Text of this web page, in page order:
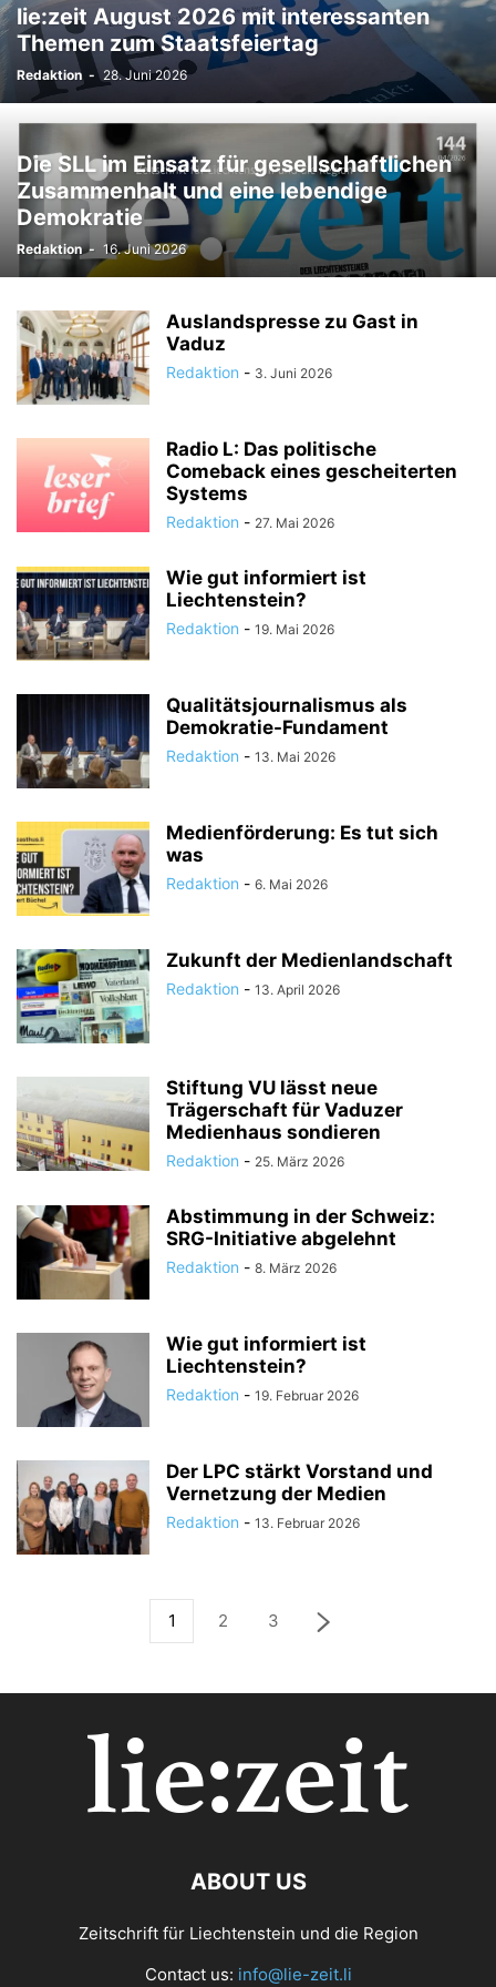
TODESFÄLLE TOURISMUS UMFRAGE
ÜSERE WORZLA - HISTORISCHES VEREINE
WIRTSCHAFTS:ZEIT
lie:zeit August 2026 mit interessanten
Themen zum Staatsfeiertag
Redaktion - 28. Juni 2026
Die SLL im Einsatz für gesellschaftlichen
Zusammenhalt und eine lebendige
Demokratie
Redaktion - 16. Juni 2026
Auslandspresse zu Gast in
Vaduz
Redaktion - 3. Juni 2026
Radio L: Das politische
Comeback eines gescheiterten
Systems
Redaktion - 27. Mai 2026
Wie gut informiert ist
Liechtenstein?
Redaktion - 19. Mai 2026
Qualitätsjournalismus als
Demokratie-Fundament
Redaktion - 13. Mai 2026
Medienförderung: Es tut sich
was
Redaktion - 6. Mai 2026
Zukunft der Medienlandschaft
Redaktion - 13. April 2026
Stiftung VU lässt neue
Trägerschaft für Vaduzer
Medienhaus sondieren
Redaktion - 25. März 2026
Abstimmung in der Schweiz:
SRG-Initiative abgelehnt
Redaktion - 8. März 2026
Wie gut informiert ist
Liechtenstein?
Redaktion - 19. Februar 2026
Der LPC stärkt Vorstand und
Vernetzung der Medien
Redaktion - 13. Februar 2026
1 2 3
ABOUT US
Zeitschrift für Liechtenstein und die Region
Contact us: info@lie-zeit.li